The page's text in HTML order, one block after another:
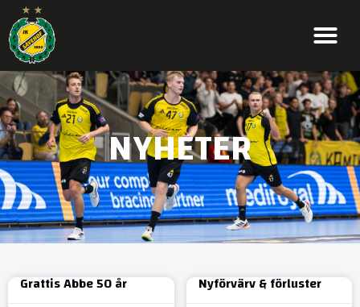
NYHETER
Grattis Abbe 50 år Nyförvärv & förluster